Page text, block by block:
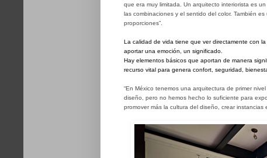
que era muy limitada. Un arquitecto interiorista es
las combinaciones y el sentido del color. También
proporciones”.
La calidad de vida tiene que ver directamente con
aportar una emoción, un significado.
Hay elementos básicos que aportan de manera
recurso vital para genera confort, seguridad,
“En México tenemos una arquitectura de primer
diseño, pero no hemos hecho lo suficiente para
promover más la cultura del diseño, crear